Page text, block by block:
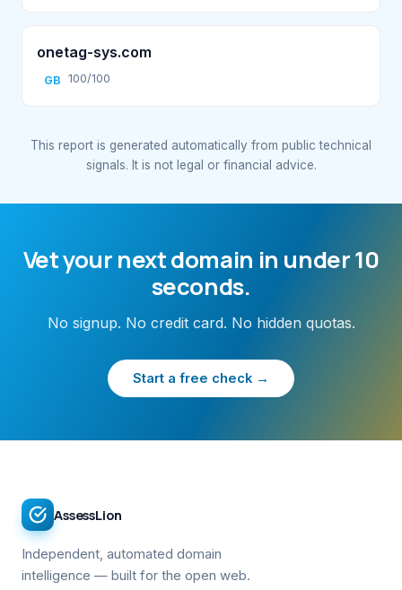
onetag-sys.com
GB 100/100
This report is generated automatically from public technical
signals. It is not legal or financial advice.
Vet your next domain in under 10
seconds.
No signup. No credit card. No hidden quotas.
Start a free check →
AssessLion
Independent, automated domain
intelligence — built for the open web.